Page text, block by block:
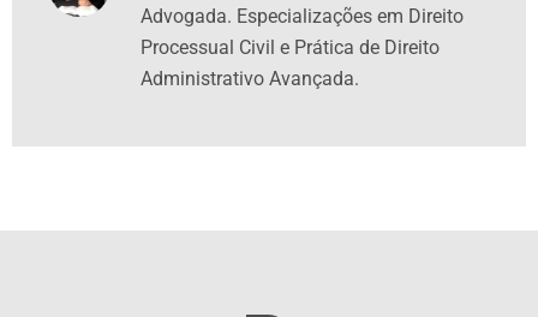
Advogada. Especializações em Direito
Processual Civil e Prática de Direito
Administrativo Avançada.